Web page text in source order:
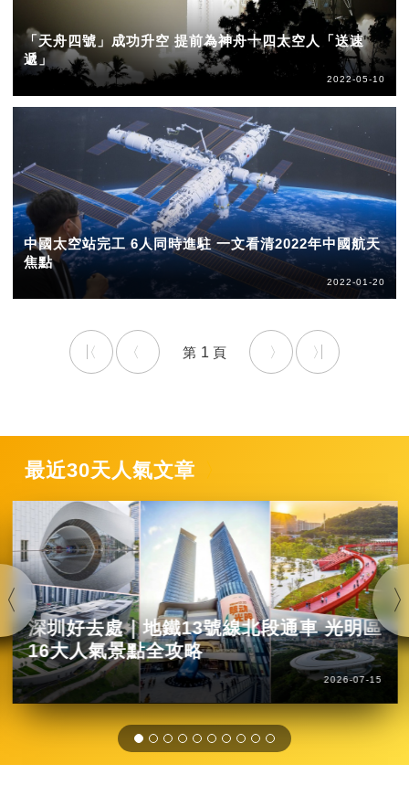
「天舟四號」成功升空 提前為神舟十四太空人「送速
遞」
2022-05-10
中國太空站完工 6人同時進駐 一文看清2022年中國航天
焦點
2022-01-20
1
最近30天人氣文章
深圳好去處｜地鐵13號線北段通車 光明區
16大人氣景點全攻略
2026-07-15